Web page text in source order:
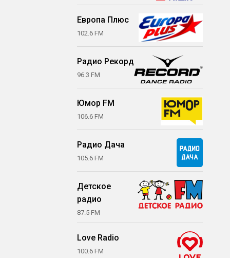
Европа Плюс
102.6 FM
Радио Рекорд
96.3 FM
Юмор FM
106.6 FM
Радио Дача
105.6 FM
Детское
радио
87.5 FM
Love Radio
100.6 FM